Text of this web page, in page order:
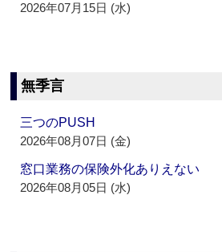
2026年07月15日 (水)
無季言
三つのPUSH
2026年08月07日 (金)
窓口業務の保険外化ありえない
2026年08月05日 (水)